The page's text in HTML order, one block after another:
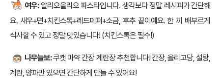
여우: 알리오올리오 파스타입니다. 생각보다 정말 레시피가 간단해
요. 새우+면+치킨스톡+레드페퍼+소금, 후추 끝이예요. 한 끼 배부르게
식사할 수 있고 정말 맛있습니다! (치킨스톡은 필수!)
나무늘보:쿠캣 마약 간장 계란장 추천합니다! 간장, 올리고당, 설탕,
계란, 양파만 있으면 간단하게 만들 수 있어요!